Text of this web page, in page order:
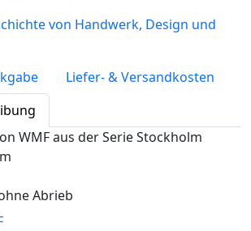
von Handwerk, Design und
Liefer- & Versandkosten
WMF aus der Serie Stockholm
Abrieb